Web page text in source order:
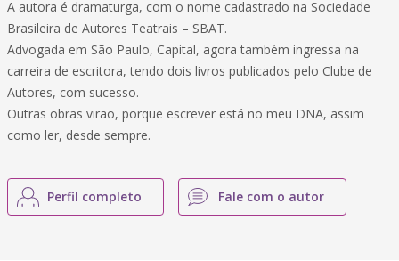
A autora é dramaturga, com o nome cadastrado na Sociedade
Brasileira de Autores Teatrais – SBAT.
Advogada em São Paulo, Capital, agora também ingressa na
carreira de escritora, tendo dois livros publicados pelo Clube de
Autores, com sucesso.
Outras obras virão, porque escrever está no meu DNA, assim
como ler, desde sempre.
Perfil completo Fale com o autor